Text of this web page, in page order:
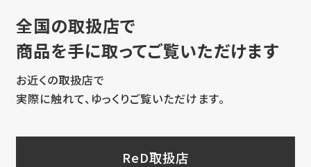
全国の取扱店で
商品を手に取ってご覧いただけます
お近くの取扱店で
実際に触れて、ゆっくりご覧いただけます。
ReD取扱店